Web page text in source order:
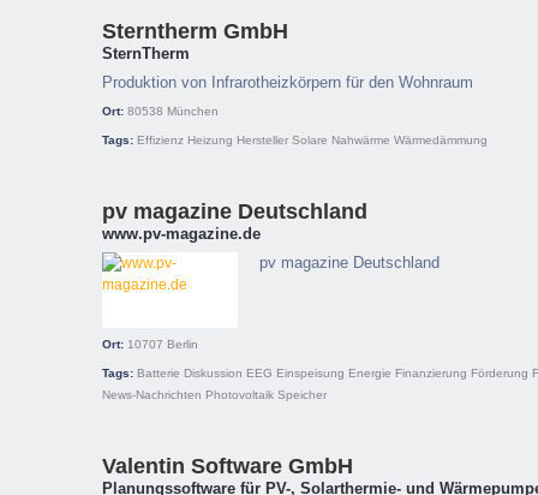
Sterntherm GmbH
SternTherm
Produktion von Infrarotheizkörpern für den Wohnraum
Ort: 80538 München
Tags: Effizienz Heizung Hersteller Solare Nahwärme Wärmedämmung
pv magazine Deutschland
www.pv-magazine.de
pv magazine Deutschland
Ort: 10707 Berlin
Tags: Batterie Diskussion EEG Einspeisung Energie Finanzierung Förderung
News-Nachrichten Photovoltaik Speicher
Valentin Software GmbH
Planungssoftware für PV-, Solarthermie- und